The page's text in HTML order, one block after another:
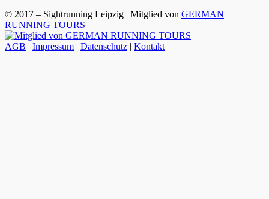
© 2017 – Sightrunning Leipzig | Mitglied von GERMAN
RUNNING TOURS
AGB | Impressum | Datenschutz | Kontakt